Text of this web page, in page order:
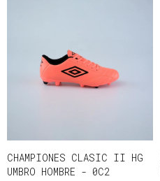
CHAMPIONES CLASIC II HG
UMBRO HOMBRE - 0C2